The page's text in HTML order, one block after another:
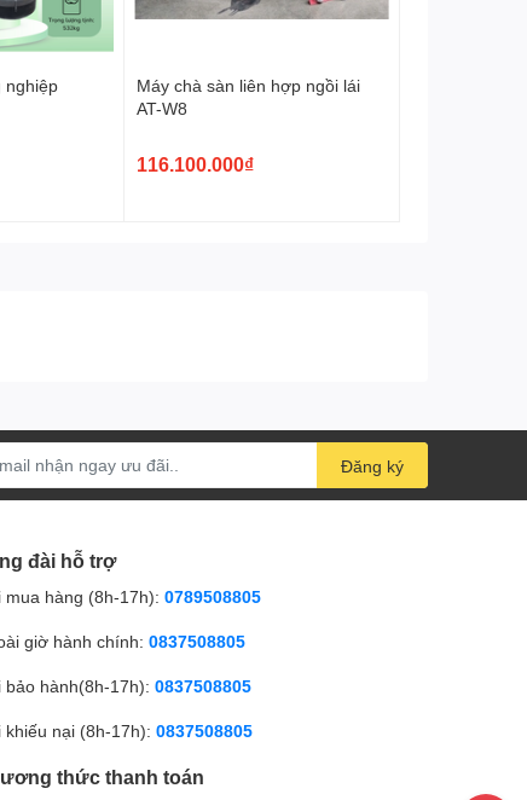
nghiệp
Máy chà sàn liên hợp ngồi lái
AT-W8
116.100.000₫
Đăng ký
đài hỗ trợ
mua hàng (8h-17h): 0789508805
giờ hành chính: 0837508805
bảo hành(8h-17h): 0837508805
khiếu nại (8h-17h): 0837508805
thức thanh toán